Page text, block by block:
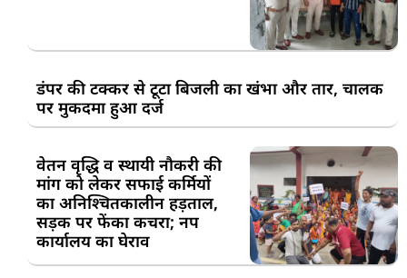
डंपर की टक्कर से टूटा बिजली का खंभा और तार, चालक
पर मुकदमा हुआ दर्ज
वेतन वृद्धि व स्थायी नौकरी की
मांग को लेकर सफाई कर्मियों
का अनिश्चितकालीन हड़ताल,
सड़क पर फेंका कचरा; नप
कार्यालय का घेराव